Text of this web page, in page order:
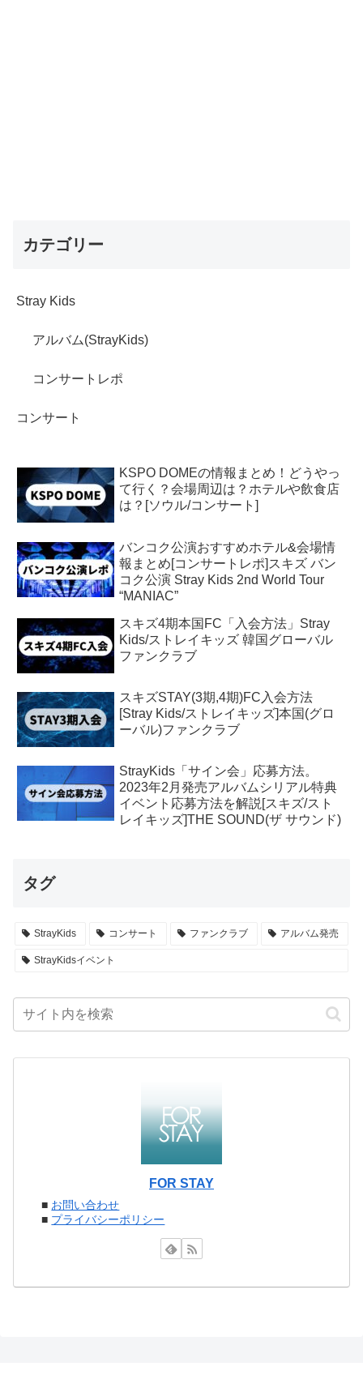
カテゴリー
Stray Kids
アルバム(StrayKids)
コンサートレポ
コンサート
KSPO DOMEの情報まとめ！どうやっ
て行く？会場周辺は？ホテルや飲食店
は？[ソウル/コンサート]
バンコク公演おすすめホテル&会場情
報まとめ[コンサートレポ]スキズ バン
コク公演 Stray Kids 2nd World Tour
“MANIAC”
スキズ4期本国FC「入会方法」Stray
Kids/ストレイキッズ 韓国グローバル
ファンクラブ
スキズSTAY(3期,4期)FC入会方法
[Stray Kids/ストレイキッズ]本国(グロ
ーバル)ファンクラブ
StrayKids「サイン会」応募方法。
2023年2月発売アルバムシリアル特典
イベント応募方法を解説[スキズ/スト
レイキッズ]THE SOUND(ザ サウンド)
タグ
StrayKids コンサート ファンクラブ アルバム発売
StrayKidsイベント
FOR STAY
■ お問い合わせ
■ プライバシーポリシー